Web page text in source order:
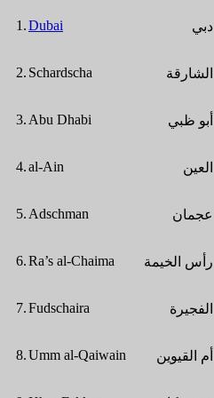
1.Dubai دبي
2. Schardscha الشارقة
3. Abu Dhabi أبو ظبي
4.al-Ain العين
5. Adschman عجمان
6.Ra’s al-Chaima رأس الخيمة
7.Fudschaira الفجيرة
8.Umm al-Qaiwain أم القيوين